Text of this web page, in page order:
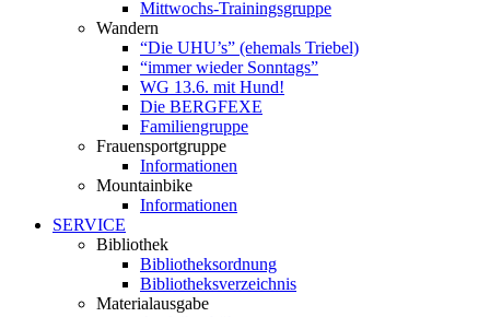
Mittwochs-Trainingsgruppe
Wandern
“Die UHU’s” (ehemals Triebel)
“immer wieder Sonntags”
WG 13.6. mit Hund!
Die BERGFEXE
Familiengruppe
Frauensportgruppe
Informationen
Mountainbike
Informationen
SERVICE
Bibliothek
Bibliotheksordnung
Bibliotheksverzeichnis
Materialausgabe